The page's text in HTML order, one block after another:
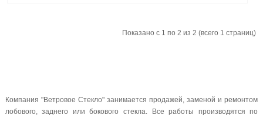
Показано с 1 по 2 из 2 (всего 1 страниц)
Компания "Ветровое Стекло" занимается продажей, заменой и ремонтом
лобового, заднего или бокового стекла. Все работы производятся по